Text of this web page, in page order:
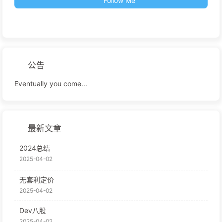
公告
Eventually you come...
最新文章
2024总结
2025-04-02
无套利定价
2025-04-02
Dev八股